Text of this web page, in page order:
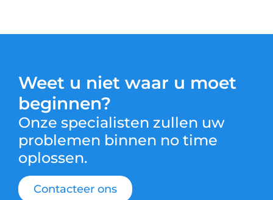
Weet u niet waar u moet
beginnen?
Onze specialisten zullen uw
problemen binnen no time
oplossen.
Contacteer ons